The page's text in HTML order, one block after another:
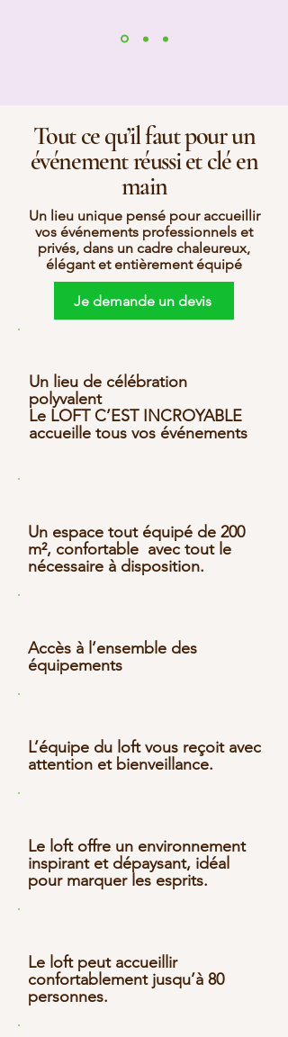
Tout ce qu’il faut pour un
événement réussi et clé en
main
Un lieu unique pensé pour accueillir
vos événements professionnels et
privés, dans un cadre chaleureux,
élégant et entièrement équipé
Je demande un devis
Un lieu de célébration
polyvalent
Le LOFT C’EST INCROYABLE
accueille tous vos événements
Un espace tout équipé de 200
m², confortable avec tout le
nécessaire à disposition.
Accès à l’ensemble des
équipements
L’équipe du loft vous reçoit avec
attention et bienveillance.
Le loft offre un environnement
inspirant et dépaysant, idéal
pour marquer les esprits.
Le loft peut accueillir
confortablement jusqu’à 80
personnes.